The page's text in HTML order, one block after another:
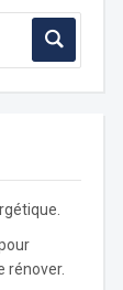
rénover.